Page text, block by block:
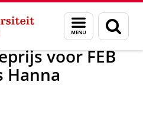
Menu
en
zoeken
Nieuwsberichten
voor FEB
Hanna